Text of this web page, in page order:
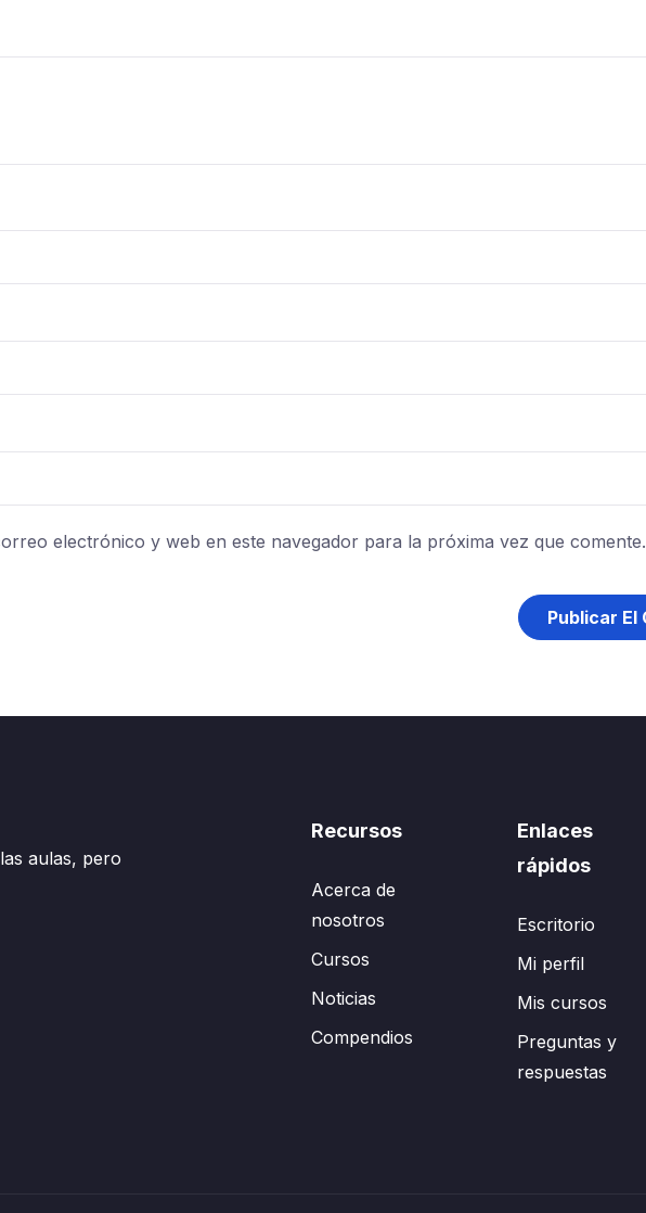
electrónico y web en este navegador para la próxima vez que comente.
aulas, pero
Recursos
Acerca de
nosotros
Cursos
Noticias
Compendios
Enlaces
rápidos
Escritorio
Mi perfil
Mis cursos
Preguntas y
respuestas